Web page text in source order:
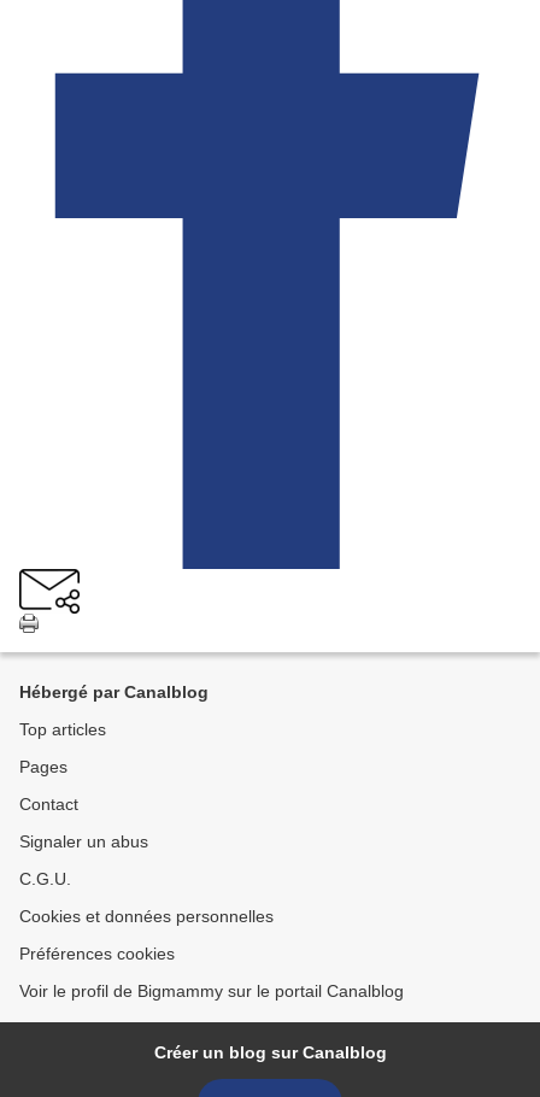
Hébergé par Canalblog
Top articles
Pages
Contact
Signaler un abus
C.G.U.
Cookies et données personnelles
Préférences cookies
Voir le profil de Bigmammy sur le portail Canalblog
Créer un blog sur Canalblog